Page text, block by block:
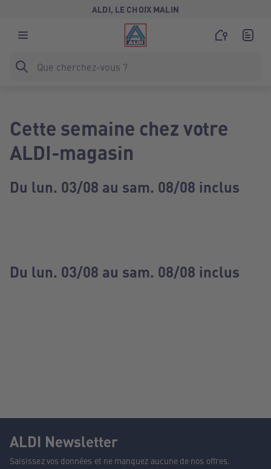
ALDI, LE CHOIX MALIN
Cette semaine chez votre
ALDI-magasin
Du lun. 03/08 au sam. 08/08 inclus
Du lun. 03/08 au sam. 08/08 inclus
ALDI Newsletter
Saisissez vos données et ne manquez aucune de nos offres.